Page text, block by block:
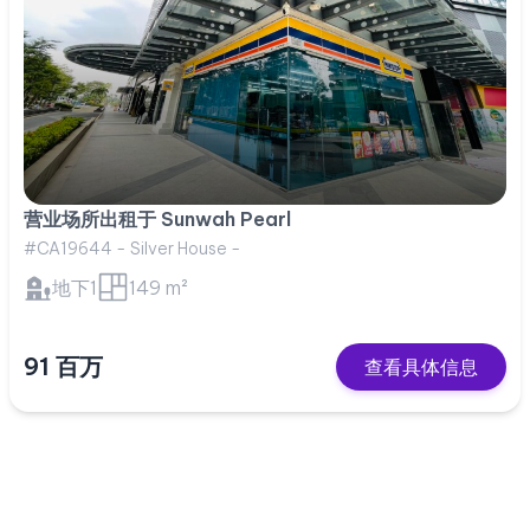
营业场所出租于 Sunwah Pearl
#CA19644 - Silver House -
地下1 149 m²
91 百万 查看具体信息